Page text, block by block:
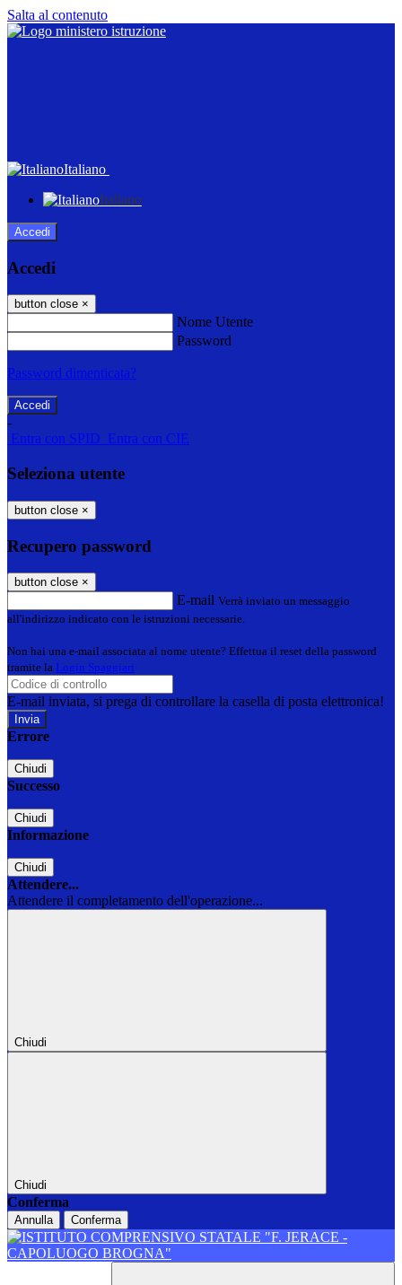
Salta al contenuto
Italiano
Italiano
Accedi
Accedi
button close ×
Nome Utente
Password
Password dimenticata?
-
Entra con SPID Entra con CIE
Seleziona utente
button close ×
Recupero password
button close ×
E-mail Verrà inviato un messaggio
all'indirizzo indicato con le istruzioni necessarie.
Non hai una e-mail associata al nome utente? Effettua il reset della password
tramite la Login Spaggiari
E-mail inviata, si prega di controllare la casella di posta elettronica!
Errore
Chiudi
Successo
Chiudi
Informazione
Chiudi
Attendere...
Attendere il completamento dell'operazione...
Chiudi
Chiudi
Conferma
Annulla Conferma